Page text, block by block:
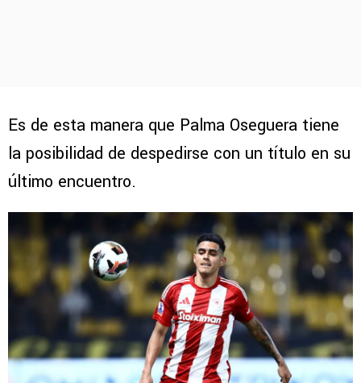
Es de esta manera que Palma Oseguera tiene
la posibilidad de despedirse con un título en su
último encuentro.